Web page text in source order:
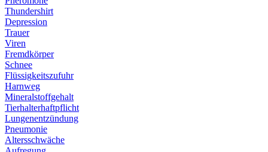
Thundershirt
Depression
Trauer
Viren
Fremdkörper
Schnee
Flüssigkeitszufuhr
Harnweg
Mineralstoffgehalt
Tierhalterhaftpflicht
Lungenentzündung
Pneumonie
Altersschwäche